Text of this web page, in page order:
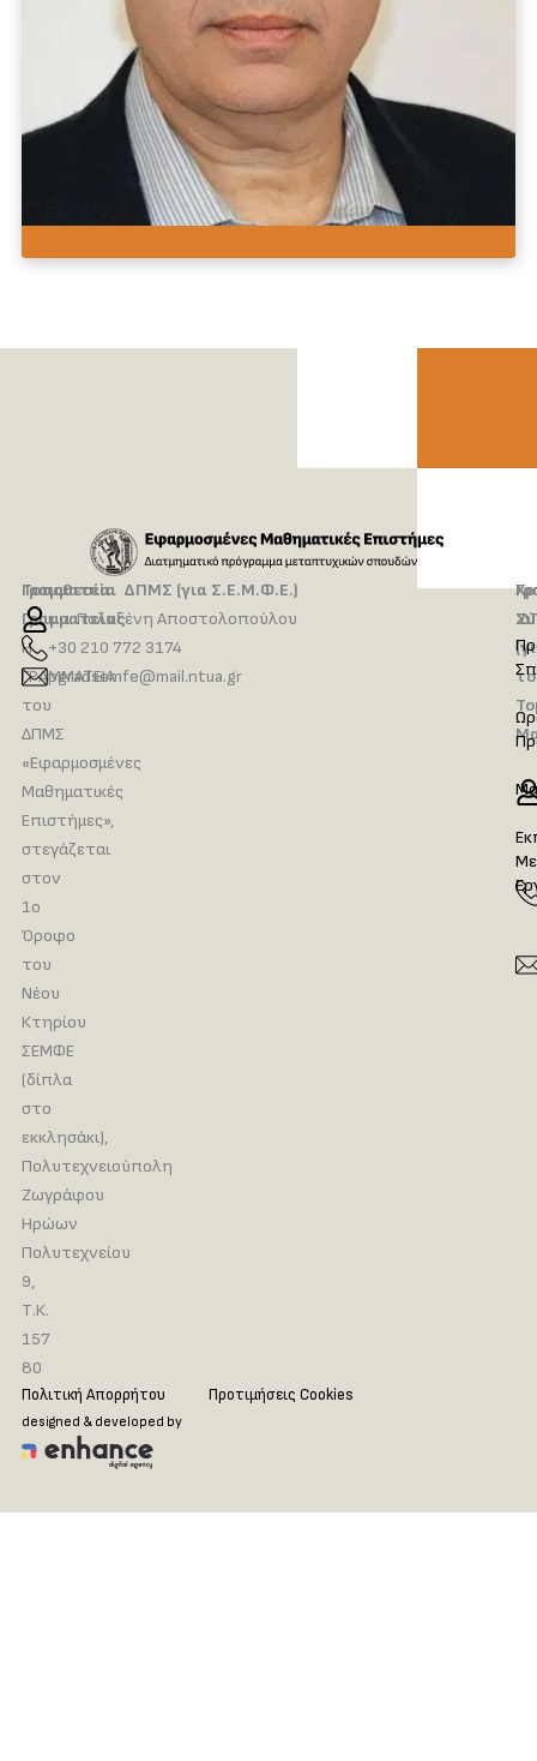
Τοποθεσία
Γραμματείας
Η
ΓΡΑΜΜΑΤΕΙΑ
του
ΔΠΜΣ
«Εφαρμοσμένες
Μαθηματικές
Επιστήμες»,
στεγάζεται
στον
1ο
Όροφο
του
Νέου
Κτηρίου
ΣΕΜΦΕ
(δίπλα
στο
εκκλησάκι),
Πολυτεχνειούπολη
Ζωγράφου
Ηρώων
Πολυτεχνείου
9,
Τ.Κ.
157
80
Γραμματεία ΔΠΜΣ (για Σ.Ε.Μ.Φ.Ε.)
κ.α. Πολυξένη Αποστολοπούλου
+30 210 772 3174
pgradsemfe@mail.ntua.gr
Πολιτική Απορρήτου Προτιμήσεις Cookies
designed & developed by